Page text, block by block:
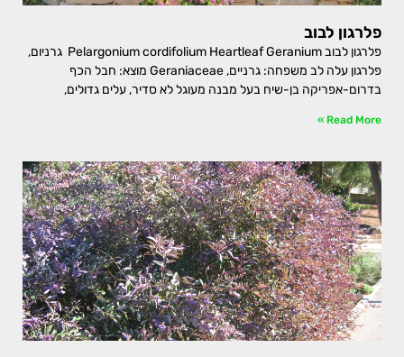
פלרגון לבוב
פלרגון לבוב Pelargonium cordifolium Heartleaf Geranium גרניום,
פלרגון עלה לב משפחה: גרניים, Geraniaceae מוצא: חבל הכף
בדרום-אפריקה בן-שיח בעל מבנה מעוגל לא סדיר, עלים גדולים,
Read More »